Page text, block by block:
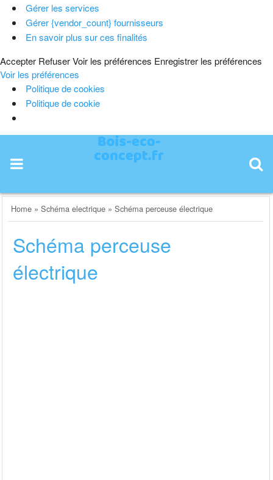
Gérer les services
Gérer {vendor_count} fournisseurs
En savoir plus sur ces finalités
Accepter RefuserVoir les préférences Enregistrer les préférences
Voir les préférences
Politique de cookies
Politique de cookie
content
Home »Schéma electrique »Schéma perceuse électrique
Schéma perceuse
électrique